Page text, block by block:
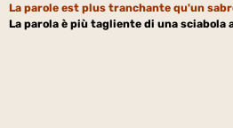
La parole est plus tranchante qu'un
La parola è più tagliente di una sciabola